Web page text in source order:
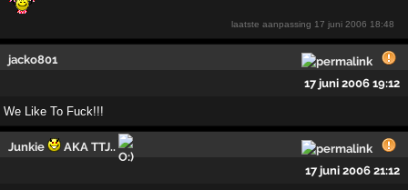
laatste aanpassing 17 juni 2006 18:48
jacko801
17 juni 2006 19:12
We Like To Fuck!!!
Junkie
AKA TTJ..
17 juni 2006 21:12